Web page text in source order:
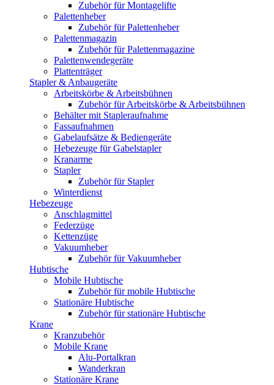
Zubehör für Montagelifte
Palettenheber
Zubehör für Palettenheber
Palettenmagazin
Zubehör für Palettenmagazine
Palettenwendegeräte
Plattenträger
Stapler & Anbaugeräte
Arbeitskörbe & Arbeitsbühnen
Zubehör für Arbeitskörbe & Arbeitsbühnen
Behälter mit Stapleraufnahme
Fassaufnahmen
Gabelaufsätze & Bediengeräte
Hebezeuge für Gabelstapler
Kranarme
Stapler
Zubehör für Stapler
Winterdienst
Hebezeuge
Anschlagmittel
Federzüge
Kettenzüge
Vakuumheber
Zubehör für Vakuumheber
Hubtische
Mobile Hubtische
Zubehör für mobile Hubtische
Stationäre Hubtische
Zubehör für stationäre Hubtische
Krane
Kranzubehör
Mobile Krane
Alu-Portalkran
Wanderkran
Stationäre Krane